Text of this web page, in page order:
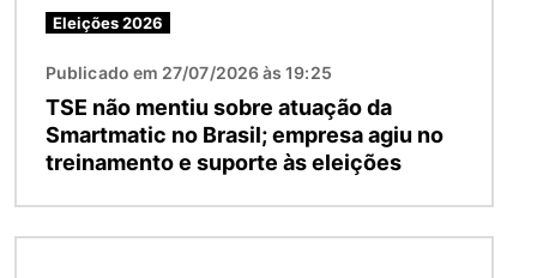
Eleições 2026
Publicado em 27/07/2026 às 19:25
TSE não mentiu sobre atuação da
Smartmatic no Brasil; empresa agiu no
treinamento e suporte às eleições